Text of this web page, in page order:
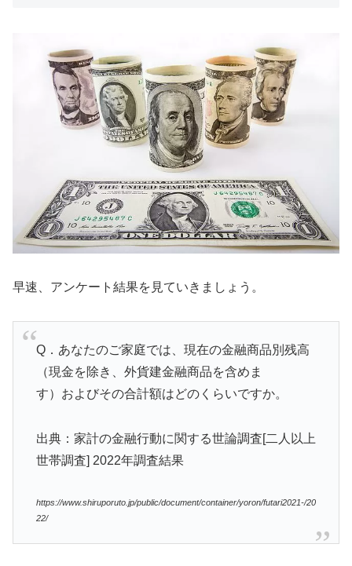
早速、アンケート結果を見ていきましょう。
Q．あなたのご家庭では、現在の金融商品別残高
（現金を除き、外貨建金融商品を含めま
す）およびその合計額はどのくらいですか。
出典：家計の金融行動に関する世論調査[二人以上
世帯調査] 2022年調査結果
https://www.shiruporuto.jp/public/document/container/yoron/futari2021-/20
22/